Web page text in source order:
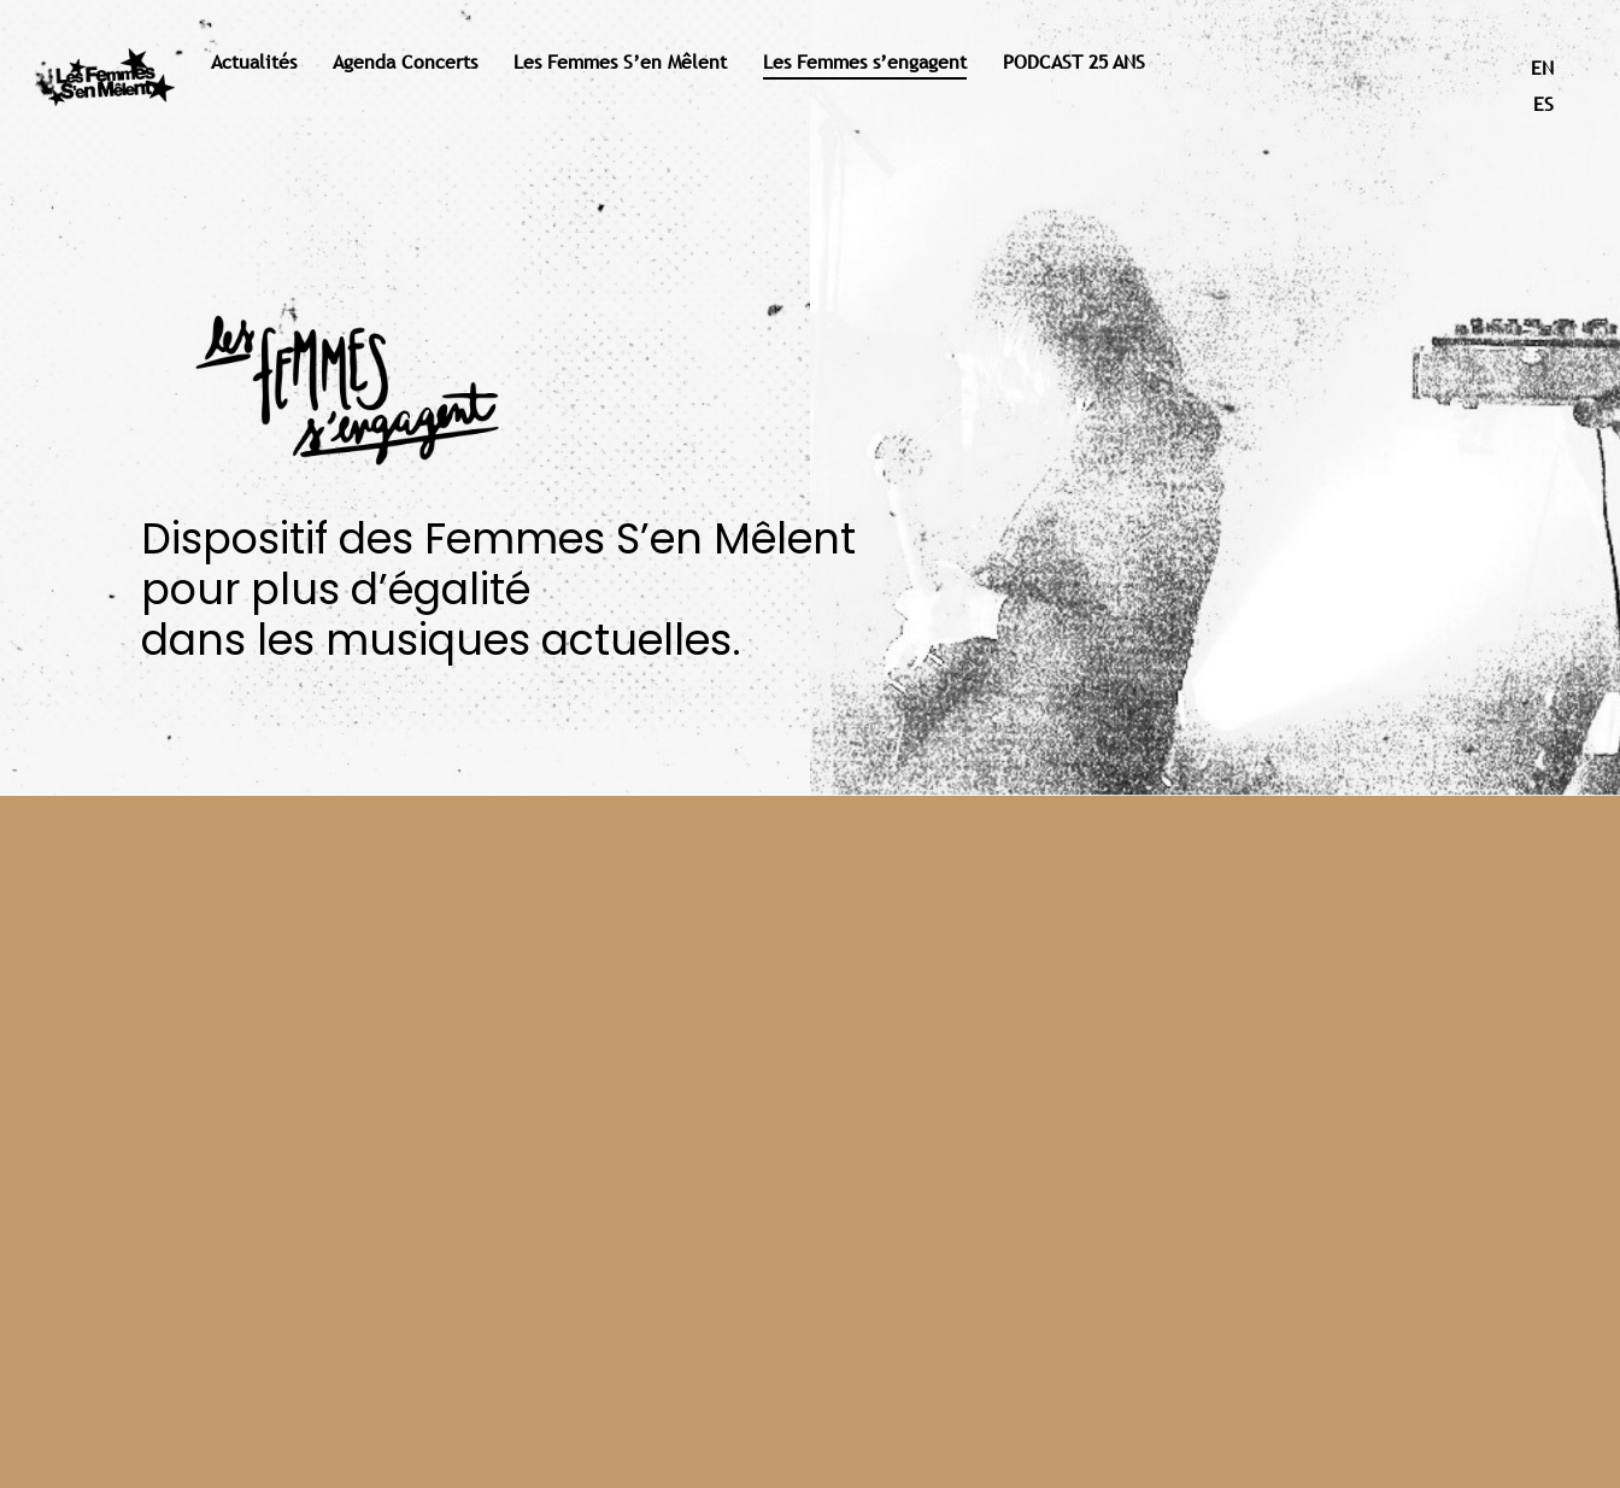
Actualités Agenda Concerts Les Femmes S’en Mêlent Les Femmes s’engagent PODCAST 25 ANS
EN
ES
Dispositif des Femmes S’en Mêlent
pour plus d’égalité
dans les musiques actuelles.